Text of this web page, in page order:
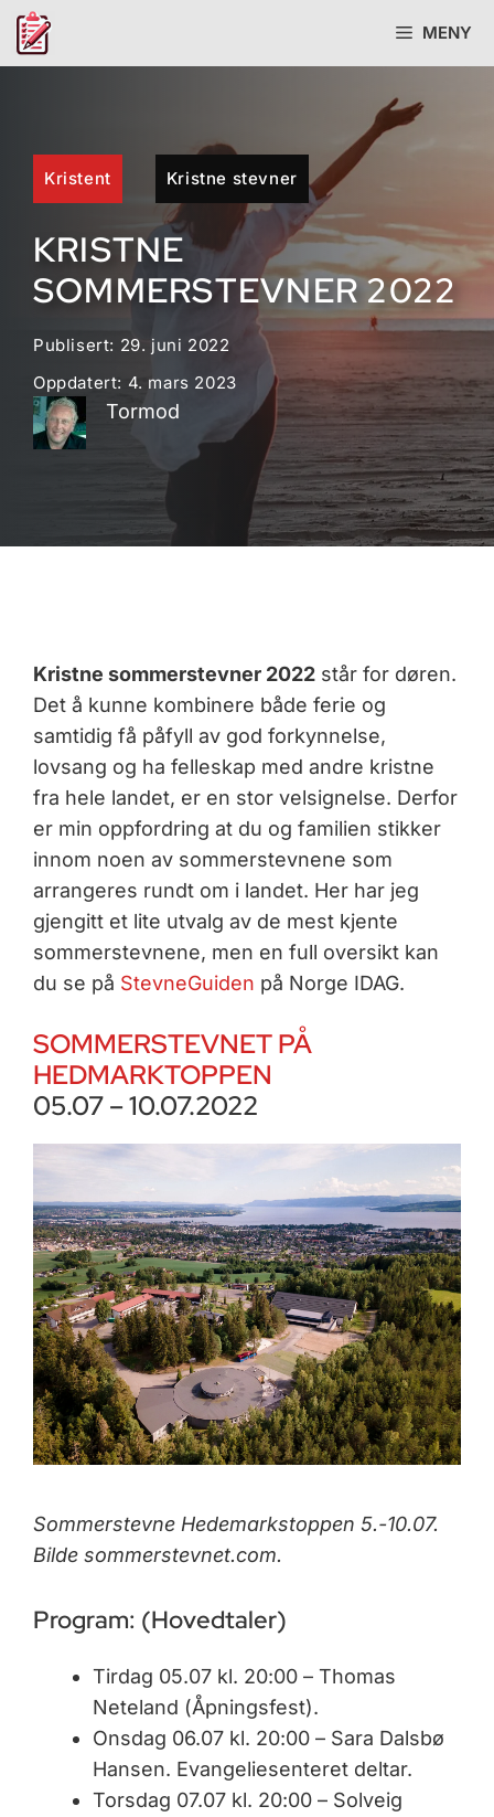
Hopp
MENY
Kristent Kristne stevner
KRISTNE
SOMMERSTEVNER 2022
Publisert: 29. juni 2022
Oppdatert: 4. mars 2023
Tormod
Kristne sommerstevner 2022står for døren.
Det å kunne kombinere både ferie og
samtidig få påfyll av god forkynnelse,
lovsang og ha felleskap med andre kristne
fra hele landet, er en stor velsignelse. Derfor
er min oppfordring at du og familien stikker
innom noen av sommerstevnene som
arrangeres rundt om i landet. Her har jeg
gjengitt et lite utvalg av de mest kjente
sommerstevnene, men en full oversikt kan
du se på StevneGuiden på Norge IDAG.
SOMMERSTEVNET PÅ
HEDMARKTOPPEN
05.07 – 10.07.2022
Sommerstevne Hedemarkstoppen 5.-10.07.
Bilde sommerstevnet.com.
Program: (Hovedtaler)
Tirdag 05.07 kl. 20:00 – Thomas
Neteland (Åpningsfest).
Onsdag 06.07 kl. 20:00 – Sara Dalsbø
Hansen. Evangeliesenteret deltar.
Torsdag 07.07 kl. 20:00 – Solveig